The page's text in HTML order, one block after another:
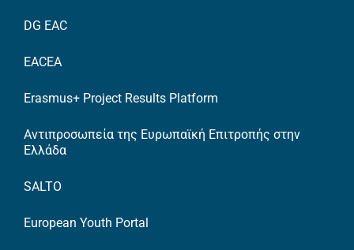
DG EAC
EACEA
Erasmus+ Project Results Platform
Αντιπροσωπεία της Ευρωπαϊκή Επιτροπής στην
Ελλάδα
SALTO
European Youth Portal